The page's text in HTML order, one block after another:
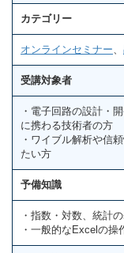
カテゴリー
オンラインセミナー
受講対象者
・電子回路の設計・
に携わる技術者の方
・ワイブル解析や信
たい方
予備知識
・指数・対数、統計
・一般的なExcelの操